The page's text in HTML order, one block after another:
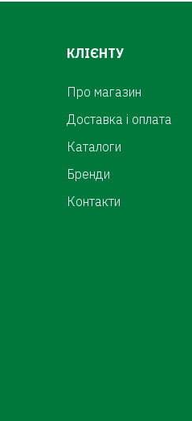
КЛІЄНТУ
Про магазин
Доставка і оплата
Каталоги
Бренди
Контакти